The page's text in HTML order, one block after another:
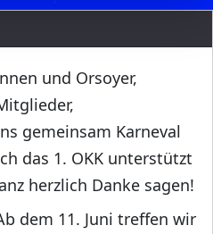
und Orsoyer,
gemeinsam Karneval
das 1. OKK unterstützt
herzlich Danke sagen!
dem 11. Juni treffen wir